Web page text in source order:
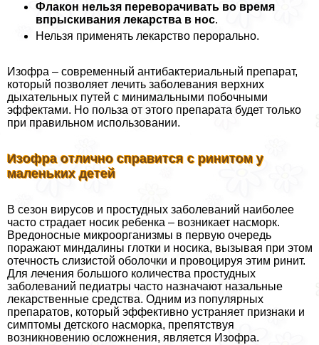
Флакон нельзя переворачивать во время
впрыскивания лекарства в нос.
Нельзя применять лекарство перopaльно.
Изофра – современный антибактериальный препарат,
который позволяет лечить заболевания верхних
дыхательных путей с минимальными побочными
эффектами. Но польза от этого препарата будет только
при правильном использовании.
Изофра отлично справится с ринитом у
маленьких детей
В сезон вирусов и простудных заболеваний наиболее
часто страдает носик ребенка – возникает насморк.
Вредоносные микроорганизмы в первую очередь
поражают миндалины глотки и носика, вызывая при этом
отечность слизистой оболочки и провоцируя этим ринит.
Для лечения большого количества простудных
заболеваний педиатры часто назначают назальные
лекарственные средства. Одним из популярных
препаратов, который эффективно устраняет признаки и
симптомы детского насморка, препятствуя
возникновению осложнения, является Изофра.